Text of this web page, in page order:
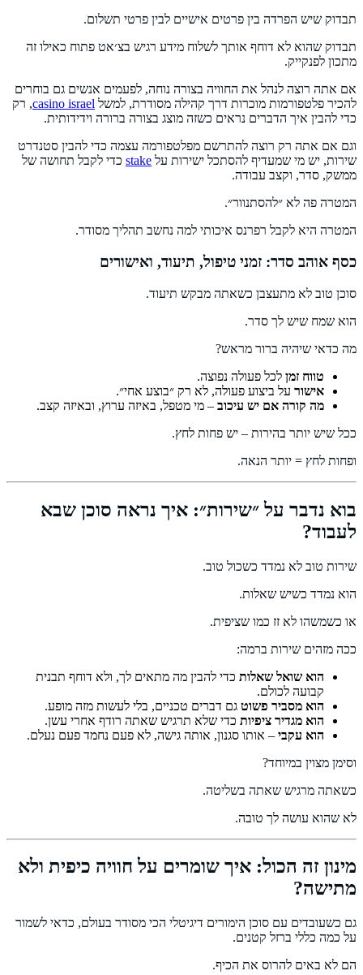
תבדוק שיש הפרדה בין פרטים אישיים לבין פרטי תשלום.
תבדוק שהוא לא דוחף אותך לשלוח מידע רגיש בצ׳אט פתוח כאילו זה
מתכון לפנקייק.
אם אתה רוצה לנהל את החוויה בצורה נוחה, לפעמים אנשים גם בוחרים
להכיר פלטפורמות מוכרות דרך קהילה מסודרת, למשל casino israel, רק
כדי להבין איך הדברים נראים כשזה מוצג בצורה ברורה וידידותית.
וגם אם אתה רק רוצה להתרשם מפלטפורמה עצמה כדי להבין סטנדרט
שירות, יש מי שמעדיף להסתכל ישירות על stake כדי לקבל תחושה של
ממשק, סדר, וקצב עבודה.
המטרה פה לא ״להסתנוור״.
המטרה היא לקבל רפרנס איכותי למה נחשב תהליך מסודר.
כסף אוהב סדר: זמני טיפול, תיעוד, ואישורים
סוכן טוב לא מתעצבן כשאתה מבקש תיעוד.
הוא שמח שיש לך סדר.
מה כדאי שיהיה ברור מראש?
טווח זמן לכל פעולה נפוצה.
אישור על ביצוע פעולה, לא רק ״בוצע אחי״.
מה קורה אם יש עיכוב – מי מטפל, באיזה ערוץ, ובאיזה קצב.
ככל שיש יותר בהירות – יש פחות לחץ.
ופחות לחץ = יותר הנאה.
בוא נדבר על ״שירות״: איך נראה סוכן שבא
לעבוד?
שירות טוב לא נמדד כשכול טוב.
הוא נמדד כשיש שאלות.
או כשמשהו לא זז כמו שציפית.
ככה מזהים שירות ברמה:
הוא שואל שאלות כדי להבין מה מתאים לך, ולא דוחף תבנית
קבועה לכולם.
הוא מסביר פשוט גם דברים טכניים, בלי לעשות מזה מופע.
הוא מגדיר ציפיות כדי שלא תרגיש שאתה רודף אחרי עשן.
הוא עקבי – אותו סגנון, אותה גישה, לא פעם נחמד פעם נעלם.
וסימן מצוין במיוחד?
כשאתה מרגיש שאתה בשליטה.
לא שהוא עושה לך טובה.
מינון זה הכול: איך שומרים על חוויה כיפית ולא
מתישה?
גם כשעובדים עם סוכן הימורים דיגיטלי הכי מסודר בעולם, כדאי לשמור
על כמה כללי ברזל קטנים.
הם לא באים להרוס את הכיף.